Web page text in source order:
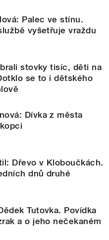
Palec ve stínu.
vyšetřuje vraždu
stovky tisíc, děti na
se to i dětského
Dívka z města
Dřevo v Kloboučkách.
dnů druhé
Tutovka. Povídka
a o jeho nečekaném